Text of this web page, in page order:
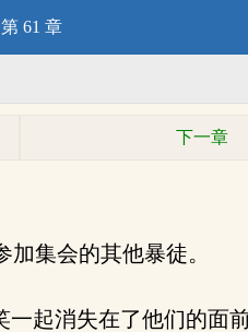
61 章
下一章
集会的其他暴徒。
起消失在了他们的面